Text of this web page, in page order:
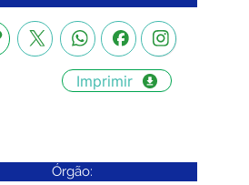
Imprimir
Órgão: